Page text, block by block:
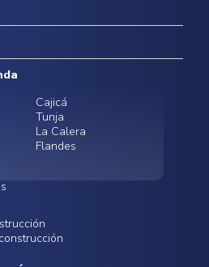
Cajicá
Tunja
La Calera
Flandes
Infinitum Zentral
Centro Comercial